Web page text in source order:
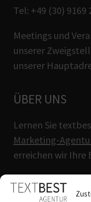
Tel: +49 (30) 9169
Meetings und
unserer
unserer
ÜBER UNS
Lernen Sie
Marketing-
erreichen wir Ihre
QUICKLINKS